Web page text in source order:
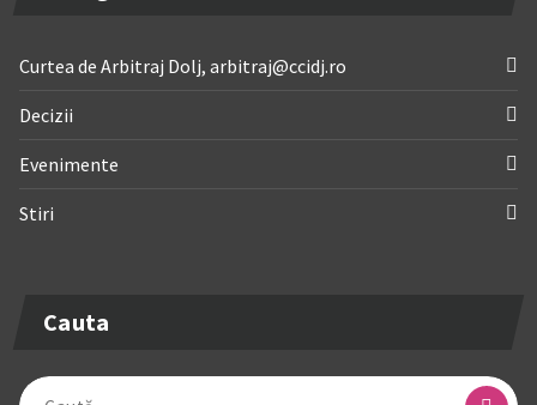
Curtea de Arbitraj Dolj, arbitraj@ccidj.ro
Decizii
Evenimente
Stiri
Cauta
Caută